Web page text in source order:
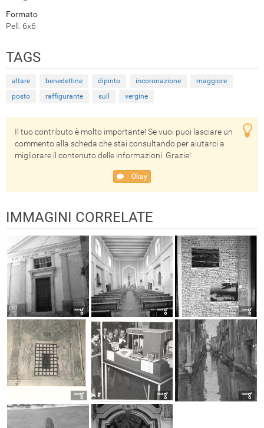
Formato
Pell. 6x6
TAGS
altare benedettine dipinto incoronazione
maggiore
posto
raffigurante sull vergine
Il tuo contributo è molto importante! Se vuoi puoi lasciare un
commento alla scheda che stai consultando per aiutarci a
migliorare il contenuto delle informazioni. Grazie!
Okay
IMMAGINI CORRELATE